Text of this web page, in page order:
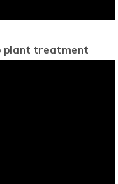
treatment